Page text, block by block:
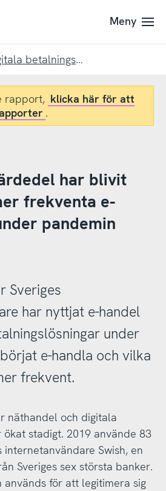
Meny
E-handel och digitala betalningslösningar
rapport, klicka här för att
.
har blivit
frekventa e-
pandemin
Sveriges
har nyttjat e-handel
under
e-handla och vilka
frekvent.
näthandel och digitala
ökat stadigt. 2019 använde 83
internetanvändare Swish, en
Sveriges sex största banker.
används för att legitimera sig